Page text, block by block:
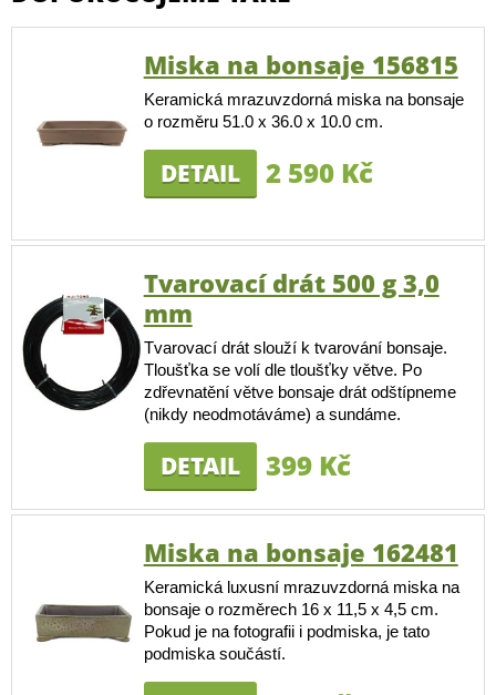
Miska na bonsaje 156815
Keramická mrazuvzdorná miska na bonsaje
o rozměru 51.0 x 36.0 x 10.0 cm.
DETAIL 2 590 Kč
Tvarovací drát 500 g 3,0
mm
Tvarovací drát slouží k tvarování bonsaje.
Tloušťka se volí dle tloušťky větve. Po
zdřevnatění větve bonsaje drát odštípneme
(nikdy neodmotáváme) a sundáme.
DETAIL 399 Kč
Miska na bonsaje 162481
Keramická luxusní mrazuvzdorná miska na
bonsaje o rozměrech 16 x 11,5 x 4,5 cm.
Pokud je na fotografii i podmiska, je tato
podmiska součástí.